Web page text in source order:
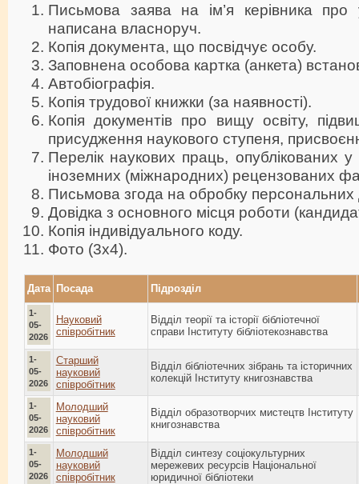
Письмова заява на ім’я керівника про
написана власноруч.
Копія документа, що посвідчує особу.
Заповнена особова картка (анкета)
Автобіографія.
Копія трудової книжки (за наявності).
Копія документів про вищу освіту,
присудження наукового ступеня,
Перелік наукових праць, опублікованих у
іноземних (міжнародних) рецензованих
Письмова згода на обробку персональних
Довідка з основного місця роботи
Копія індивідуального коду.
Фото (3х4).
Дата Посада Підрозділ
1-
05-
2026
Науковий
співробітник
Відділ теорії та історії бібліотечної
справи Інституту бібліотекознавства
1-
05-
2026
Старший
науковий
співробітник
Відділ бібліотечних зібрань та історичних
колекцій Інституту книгознавства
1-
05-
2026
Молодший
науковий
співробітник
Відділ образотворчих мистецтв Інституту
книгознавства
1-
05-
2026
Молодший
науковий
співробітник
Відділ синтезу соціокультурних
мережевих ресурсів Національної
юридичної бібліотеки